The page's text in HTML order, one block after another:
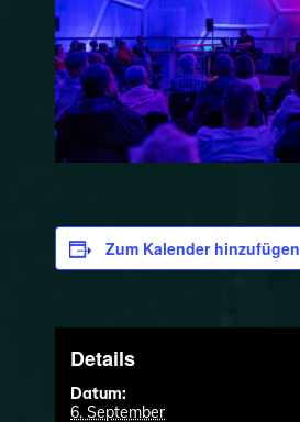
Zum Kalender hinzufügen
Details
Datum:
6. September